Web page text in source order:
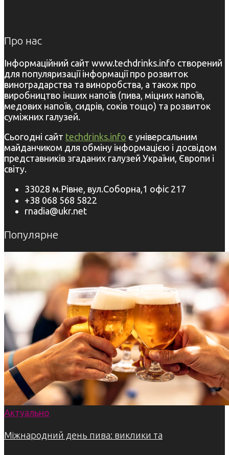
Про нас
Інформаційний сайт www.techdrinks.info створений
для популяризації інформації про розвиток
виноградарства та виноробства, а також про
виробництво інших напоїв (пива, міцних напоїв,
медових напоїв, сидрів, соків тощо) та розвиток
суміжних галузей.
Сьогодні сайт techdrinks.info є універсальним
майданчиком для обміну інформацією і досвідом
представників згаданих галузей України, Європи і
світу.
33028 м.Рівне, вул.Соборна,1 офіс 217
+38 068 568 5822
rnadia@ukr.net
Популярне
Актуально
Міжнародний день пива: виклики та